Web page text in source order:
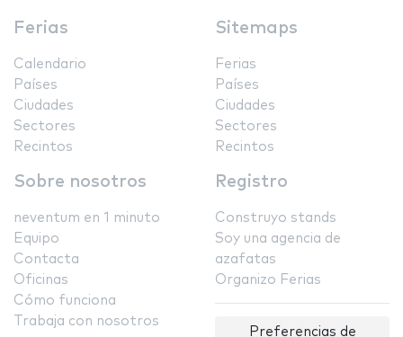
Ferias
Calendario
Países
Ciudades
Sectores
Recintos
Sitemaps
Ferias
Países
Ciudades
Sectores
Recintos
Sobre nosotros
neventum en 1 minuto
Equipo
Contacta
Oficinas
Cómo funciona
Trabaja con nosotros
Registro
Construyo stands
Soy una agencia de
azafatas
Organizo Ferias
Preferencias de